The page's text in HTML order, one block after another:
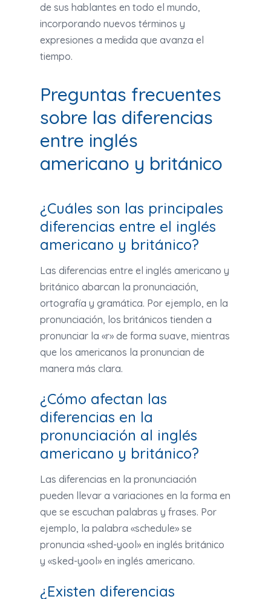
de sus hablantes en todo el mundo,
incorporando nuevos términos y
expresiones a medida que avanza el
tiempo.
Preguntas frecuentes
sobre las diferencias
entre inglés
americano y británico
¿Cuáles son las principales
diferencias entre el inglés
americano y británico?
Las diferencias entre el inglés americano y
británico abarcan la pronunciación,
ortografía y gramática. Por ejemplo, en la
pronunciación, los británicos tienden a
pronunciar la «r» de forma suave, mientras
que los americanos la pronuncian de
manera más clara.
¿Cómo afectan las
diferencias en la
pronunciación al inglés
americano y británico?
Las diferencias en la pronunciación
pueden llevar a variaciones en la forma en
que se escuchan palabras y frases. Por
ejemplo, la palabra «schedule» se
pronuncia «shed-yool» en inglés británico
y «sked-yool» en inglés americano.
¿Existen diferencias